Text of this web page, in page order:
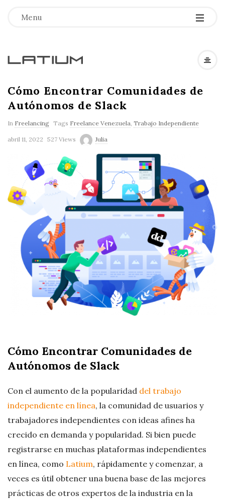
Menu
L
a
t
i
m
a
n
c
i
n
g
Cómo Encontrar Comunidades de
Autónomos de Slack
In Freelancing Tags Freelance Venezuela, Trabajo Independiente
abril 11, 2022 527 Views Julia
Cómo Encontrar Comunidades de
Autónomos de Slack
Con el aumento de la popularidad del trabajo
independiente en línea, la comunidad de usuarios y
trabajadores independientes con ideas afines ha
crecido en demanda y popularidad. Si bien puede
registrarse en muchas plataformas independientes
en línea, como Latium, rápidamente y comenzar, a
veces es útil obtener una buena base de las mejores
prácticas de otros expertos de la industria en la